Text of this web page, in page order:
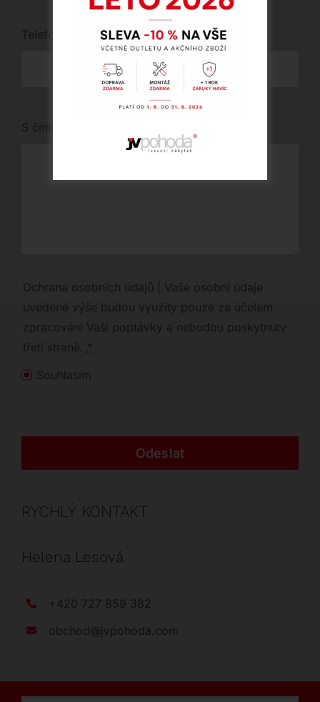
Telefon
S čím vám můžeme pomoci?
Ochrana osobních údajů | Vaše osobní údaje
uvedené výše budou využity pouze za účelem
zpracování Vaší poptávky a nebudou poskytnuty
třetí straně. *
Souhlasím
Odeslat
RYCHLÝ KONTAKT
Helena Lesová
+420 727 859 382
obchod@jvpohoda.com